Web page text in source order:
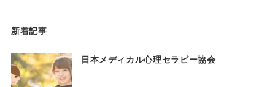
新着記事
日本メディカル心理セラピー協会